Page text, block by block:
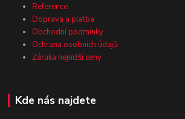
Reference
Doprava a platba
Obchodní podmínky
Ochrana osobních údajů
Záruka nejnižší ceny
Kde nás najdete